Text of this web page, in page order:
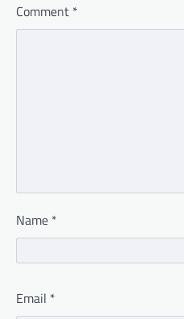
Comment *
Name *
Email *